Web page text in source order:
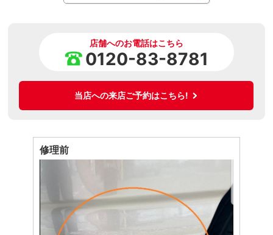
店舗へのお電話はこちら
0120-83-8781
当店への来店ご予約はこちら!
修理前